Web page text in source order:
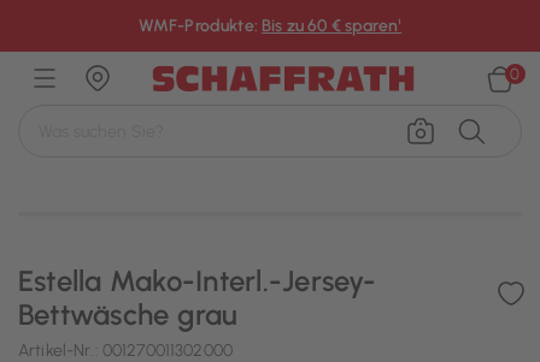
WMF-Produkte: Bis zu 60 € sparen¹
0
Estella Mako-Interl.-Jersey-
Bettwäsche grau
Artikel-Nr.: 001270011302000